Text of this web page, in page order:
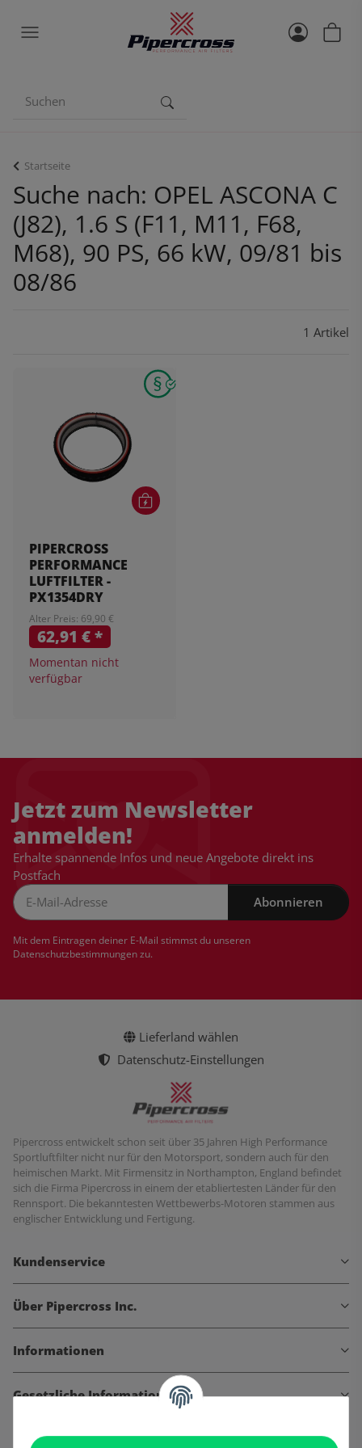
Startseite
Suche nach: OPEL ASCONA C
(J82), 1.6 S (F11, M11, F68,
M68), 90 PS, 66 kW, 09/81 bis
08/86
1 Artikel
PIPERCROSS
PERFORMANCE
LUFTFILTER -
PX1354DRY
Alter Preis: 69,90 €
62,91 €*
Momentan nicht
verfügbar
Jetzt zum Newsletter
anmelden!
Erhalte spannende Infos und neue Angebote direkt ins
Postfach
Abonnieren
Mit dem Eintragen deiner E-Mail stimmst du unseren
Datenschutzbestimmungenzu.
Lieferland wählen
Datenschutz-Einstellungen
Pipercross entwickelt schon seit über 35 Jahren High Performance
Sportluftfilter nicht nur für den Motorsport, sondern auch für den
heimischen Markt. Mit Firmensitz in Northampton, England befindet
sich die Firma Pipercross in einem der etabliertesten Länder für den
Rennsport. Die bekanntesten Wettbewerbs-Motoren stammen aus
englischer Entwicklung und Fertigung.
Kundenservice
Über Pipercross Inc.
Informationen
Gesetzliche Informationen